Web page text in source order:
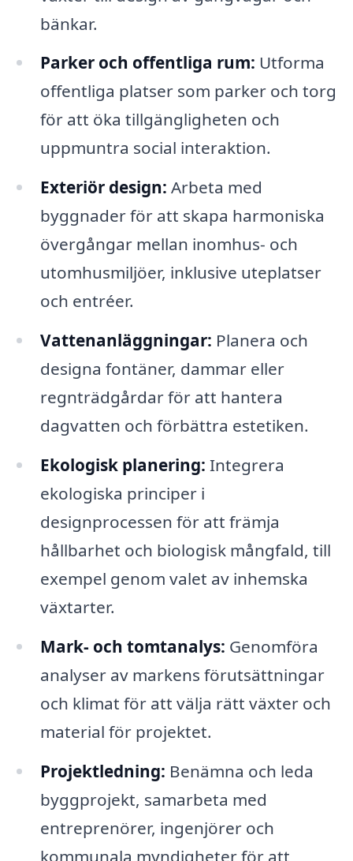
bänkar.
Parker och offentliga rum: Utforma
offentliga platser som parker och torg
för att öka tillgängligheten och
uppmuntra social interaktion.
Exteriör design: Arbeta med
byggnader för att skapa harmoniska
övergångar mellan inomhus- och
utomhusmiljöer, inklusive uteplatser
och entréer.
Vattenanläggningar: Planera och
designa fontäner, dammar eller
regnträdgårdar för att hantera
dagvatten och förbättra estetiken.
Ekologisk planering: Integrera
ekologiska principer i
designprocessen för att främja
hållbarhet och biologisk mångfald, till
exempel genom valet av inhemska
växtarter.
Mark- och tomtanalys: Genomföra
analyser av markens förutsättningar
och klimat för att välja rätt växter och
material för projektet.
Projektledning: Benämna och leda
byggprojekt, samarbeta med
entreprenörer, ingenjörer och
kommunala myndigheter för att